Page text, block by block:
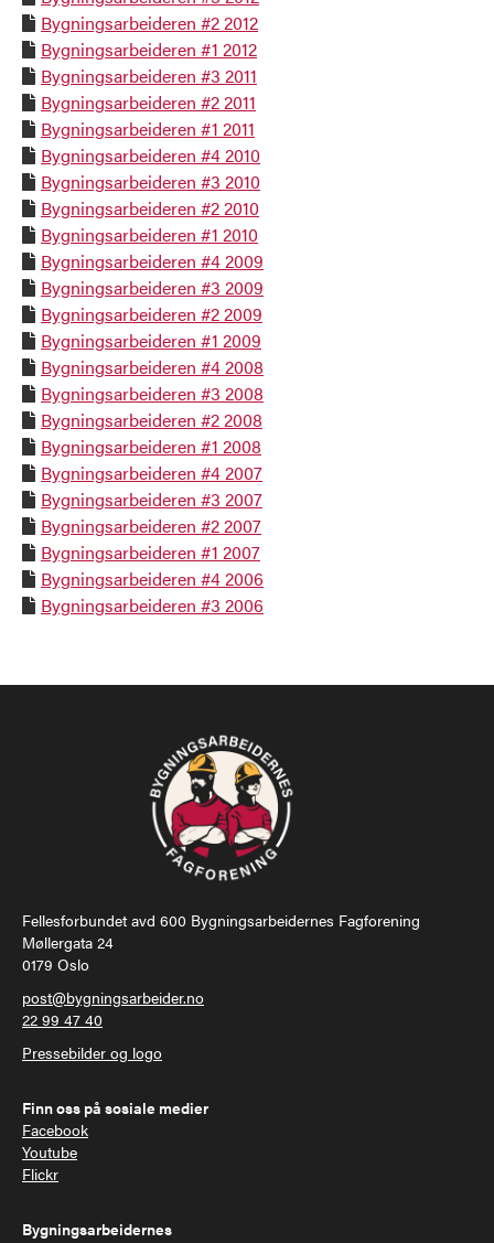
 Bygningsarbeideren #2 2012
 Bygningsarbeideren #1 2012
 Bygningsarbeideren #3 2011
 Bygningsarbeideren #2 2011
 Bygningsarbeideren #1 2011
 Bygningsarbeideren #4 2010
 Bygningsarbeideren #3 2010
 Bygningsarbeideren #2 2010
 Bygningsarbeideren #1 2010
 Bygningsarbeideren #4 2009
 Bygningsarbeideren #3 2009
 Bygningsarbeideren #2 2009
 Bygningsarbeideren #1 2009
 Bygningsarbeideren #4 2008
 Bygningsarbeideren #3 2008
 Bygningsarbeideren #2 2008
 Bygningsarbeideren #1 2008
 Bygningsarbeideren #4 2007
 Bygningsarbeideren #3 2007
 Bygningsarbeideren #2 2007
 Bygningsarbeideren #1 2007
 Bygningsarbeideren #4 2006
 Bygningsarbeideren #3 2006
Fellesforbundet avd 600 Bygningsarbeidernes Fagforening
Møllergata 24
0179 Oslo
post@bygningsarbeider.no
22 99 47 40
Pressebilder og logo
Finn oss på sosiale medier
Facebook
Youtube
Flickr
Bygningsarbeidernes